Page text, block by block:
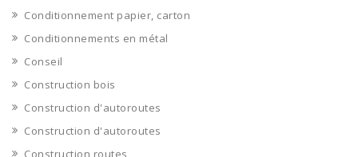
Conditionnement papier, carton
Conditionnements en métal
Conseil
Construction bois
Construction d'autoroutes
Construction d'autoroutes
Construction routes